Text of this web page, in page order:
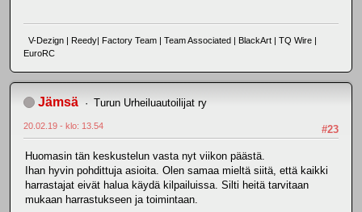
V-Dezign | Reedy| Factory Team | Team Associated | BlackArt | TQ Wire |
EuroRC
Jämsä Turun Urheiluautoilijat ry
#23
20.02.19 - klo: 13.54
Huomasin tän keskustelun vasta nyt viikon päästä.
Ihan hyvin pohdittuja asioita. Olen samaa mieltä siitä, että kaikki
harrastajat eivät halua käydä kilpailuissa. Silti heitä tarvitaan
mukaan harrastukseen ja toimintaan.